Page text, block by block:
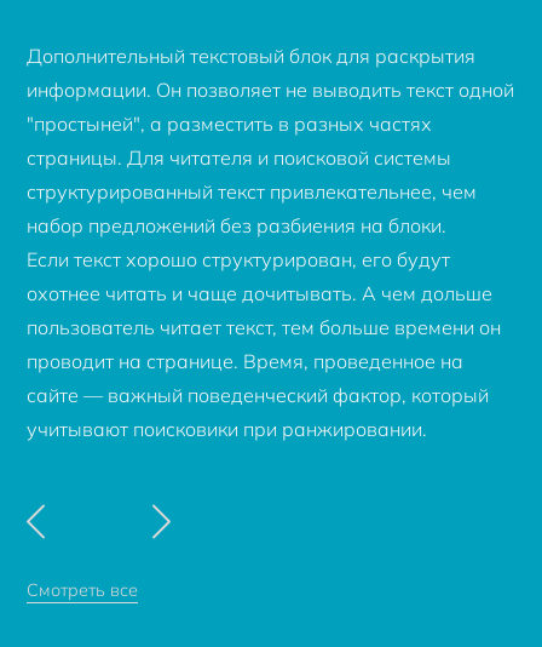
Дополнительный текстовый блок для раскрытия
информации. Он позволяет не выводить текст одной
"простыней", а разместить в разных частях
страницы. Для читателя и поисковой системы
структурированный текст привлекательнее, чем
набор предложений без разбиения на блоки.
Если текст хорошо структурирован, его будут
охотнее читать и чаще дочитывать. А чем дольше
пользователь читает текст, тем больше времени он
проводит на странице. Время, проведенное на
сайте — важный поведенческий фактор, который
учитывают поисковики при ранжировании.
Смотреть все